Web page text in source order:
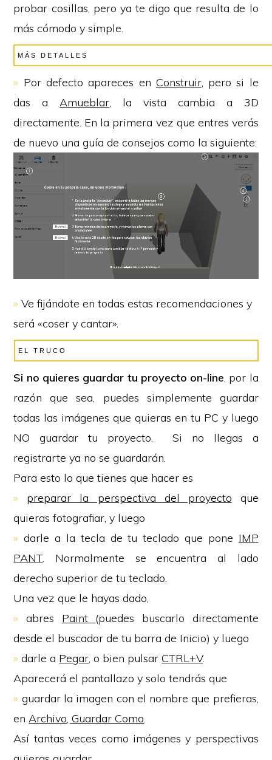
probar cosillas, pero ya te digo que resulta de lo
más cómodo y simple.
MÁS DETALLES
» Por defecto apareces en Construir, pero si le
das aAmueblar, la vista cambia a 3D
directamente. En la primera vez que entres verás
de nuevo una guía de consejos como la siguiente:
»Ve fijándote en todas estas recomendaciones y
será «coser y cantar».
EL TRUCO
Si no quieres guardar tu proyecto on-line, por la
razón que sea, puedes simplemente guardar
todas las imágenes que quieras en tu PC y luego
NO guardar tu proyecto. Si no llegas a
registrarte ya no se guardarán.
Para esto lo que tienes que hacer es
» preparar la perspectiva del proyecto que
quieras fotografiar, y luego
»darle a la tecla de tu teclado que pone IMP
PANT. Normalmente se encuentra al lado
derecho superior de tu teclado.
Una vez que le hayas dado,
»abres Paint (puedes buscarlo directamente
desde el buscador de tu barra de Inicio) y luego
»darle a Pegar, o bien pulsarCTRL+V.
Aparecerá el pantallazo y solo tendrás que
» guardar la imagen con el nombre que prefieras,
enArchivo, Guardar Como.
Así tantas veces como imágenes y perspectivas